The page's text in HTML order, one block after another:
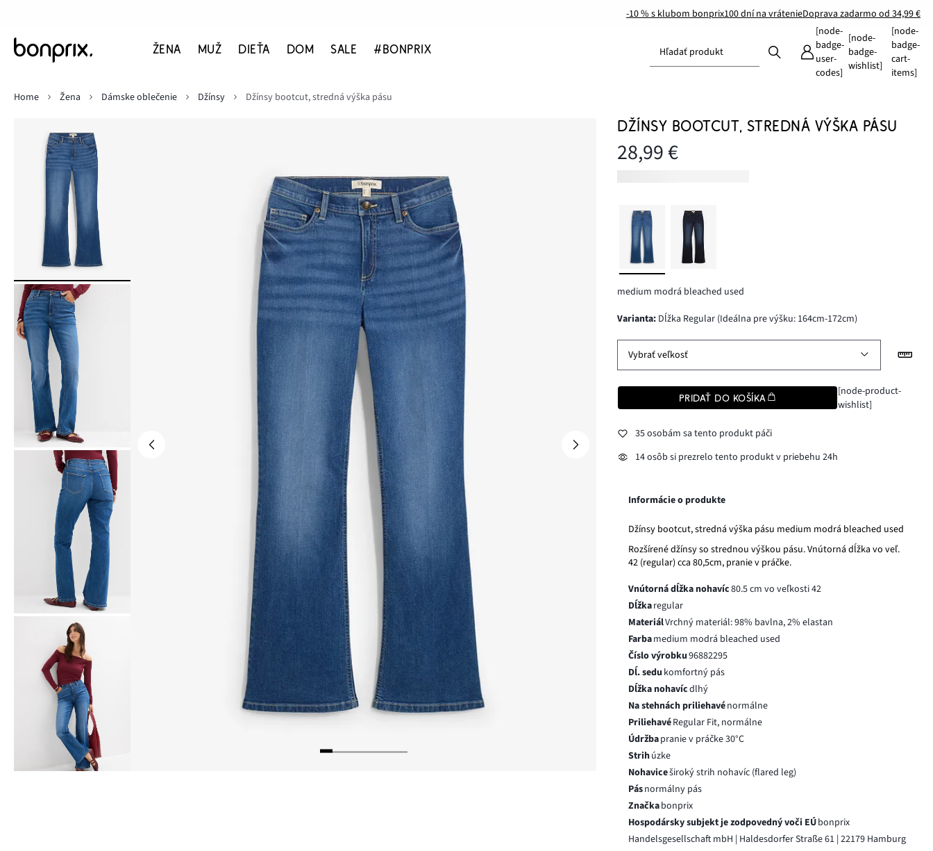
-10 % s klubom bonprix100 dní na vrátenieDoprava zadarmo od 34,99 €
ŽENA MUŽ DIEŤA DOM SALE #BONPRIX Hľadať produkt
[node-
badge-
user-
codes]
[node-
badge-
wishlist]
[node-
badge-
cart-
items]
Home
Žena Dámske oblečenie Džínsy Džínsy bootcut, stredná výška pásu
DŽÍNSY BOOTCUT, STREDNÁ VÝŠKA PÁSU
28,99 €
medium modrá bleached used
varianta: Dĺžka Regular (Ideálna pre výšku: 164cm-172cm)
Vybrať veľkosť
PRIDAŤ DO KOŠÍKA
[node-product-
wishlist]
35 osobám sa tento produkt páči
14 osôb si prezrelo tento produkt v priebehu 24h
Informácie o produkte
Džínsy bootcut, stredná výška pásu medium modrá bleached used
Rozšírené džínsy so strednou výškou pásu. Vnútorná dĺžka vo veľ.
42 (regular) cca 80,5cm, pranie v práčke.
Vnútorná dĺžka nohavíc80.5 cm vo veľkosti 42
Dĺžkaregular
MateriálVrchný materiál: 98% bavlna, 2% elastan
Farbamedium modrá bleached used
Číslo výrobku96882295
Dĺ. sedu komfortný pás
Dĺžka nohavícdlhý
Na stehnách priliehavénormálne
PriliehavéRegular Fit, normálne
Údržbapranie v práčke 30°C
Strihúzke
Nohaviceširoký strih nohavíc (flared leg)
Pásnormálny pás
Značkabonprix
Hospodársky subjekt je zodpovedný voči EÚbonprix
Handelsgesellschaft mbH | Haldesdorfer Straße 61 | 22179 Hamburg